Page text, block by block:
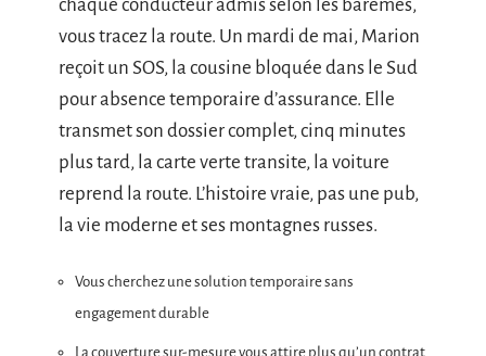
chaque conducteur admis selon les barèmes,
vous tracez la route. Un mardi de mai, Marion
reçoit un SOS, la cousine bloquée dans le Sud
pour absence temporaire d’assurance. Elle
transmet son dossier complet, cinq minutes
plus tard, la carte verte transite, la voiture
reprend la route. L’histoire vraie, pas une pub,
la vie moderne et ses montagnes russes.
Vous cherchez une solution temporaire sans
engagement durable
La couverture sur-mesure vous attire plus qu’un contrat